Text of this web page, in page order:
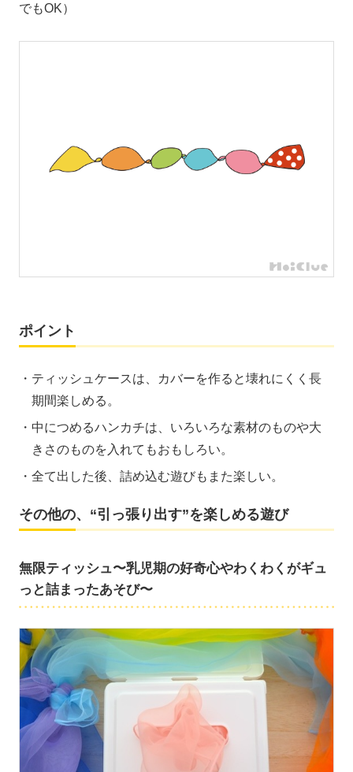
でもOK）
ポイント
ティッシュケースは、カバーを作ると壊れにくく長
期間楽しめる。
中につめるハンカチは、いろいろな素材のものや大
きさのものを入れてもおもしろい。
全て出した後、詰め込む遊びもまた楽しい。
その他の、“引っ張り出す”を楽しめる遊び
無限ティッシュ〜乳児期の好奇心やわくわくがギュ
っと詰まったあそび〜